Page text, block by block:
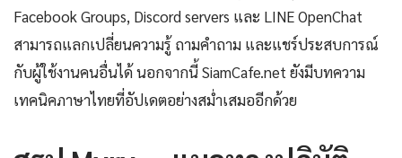
Facebook Groups, Discord servers และ LINE OpenChat
สามารถแลกเปลี่ยนความรู้ ถามคำถาม และแชร์ประสบการณ์
กับผู้ใช้งานคนอื่นได้ นอกจากนี้ SiamCafe.net ยังมีบทความ
เทคนิคภาษาไทยที่อัปเดตอย่างสม่ำเสมออีกด้วย